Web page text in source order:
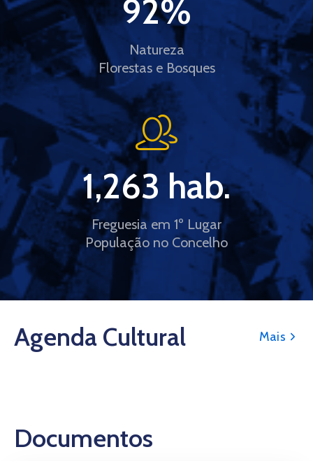
Natureza
Florestas e Bosques
92%
Freguesia em 1º Lugar
População no Concelho
1,263 hab.
Agenda Cultural Mais
Documentos